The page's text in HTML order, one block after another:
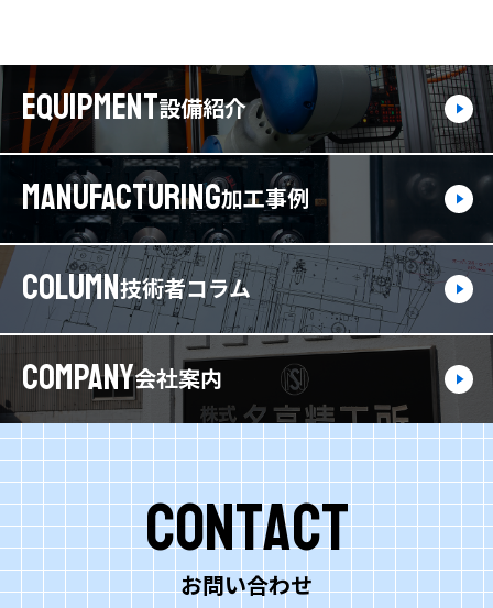
EQUIPMENT設備紹介
MANUFACTURING加工事例
COLUMN技術者コラム
COMPANY会社案内
Contact
お問い合わせ